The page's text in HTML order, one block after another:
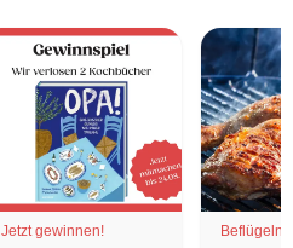
Jetzt gewinnen!